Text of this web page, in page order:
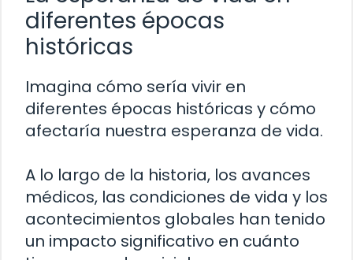
diferentes épocas
históricas
Imagina cómo sería vivir en
diferentes épocas históricas y cómo
afectaría nuestra esperanza de vida.
A lo largo de la historia, los avances
médicos, las condiciones de vida y los
acontecimientos globales han tenido
un impacto significativo en cuánto